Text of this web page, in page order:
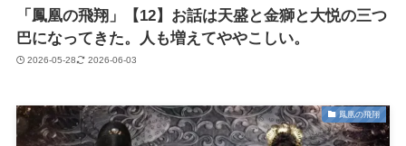
「鳳凰の飛翔」【12】お話は天盛と金獅と大悦の三つ
巴になってきた。人も増えてややこしい。
2026-05-28 2026-06-03
鳳凰の飛翔